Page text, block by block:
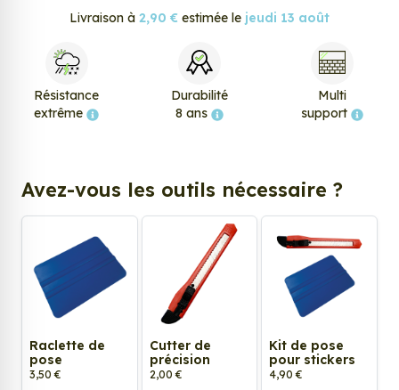
Livraison à 2,90 € estimée le jeudi 13 août
Résistance
extrême
Durabilité
8 ans
Multi
support
Avez-vous les outils nécessaire ?
Raclette de
pose
3,50 €
Cutter de
précision
2,00 €
Kit de pose
pour stickers
4,90 €